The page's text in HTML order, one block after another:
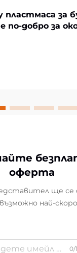
пластмаса за
по-добро за
оферта
ще се
най-
0/